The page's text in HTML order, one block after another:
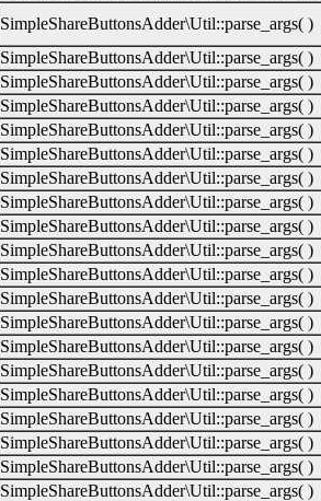
SimpleShareButtonsAdder\Util::parse_args( )
SimpleShareButtonsAdder\Util::parse_args( )
SimpleShareButtonsAdder\Util::parse_args( )
SimpleShareButtonsAdder\Util::parse_args( )
SimpleShareButtonsAdder\Util::parse_args( )
SimpleShareButtonsAdder\Util::parse_args( )
SimpleShareButtonsAdder\Util::parse_args( )
SimpleShareButtonsAdder\Util::parse_args( )
SimpleShareButtonsAdder\Util::parse_args( )
SimpleShareButtonsAdder\Util::parse_args( )
SimpleShareButtonsAdder\Util::parse_args( )
SimpleShareButtonsAdder\Util::parse_args( )
SimpleShareButtonsAdder\Util::parse_args( )
SimpleShareButtonsAdder\Util::parse_args( )
SimpleShareButtonsAdder\Util::parse_args( )
SimpleShareButtonsAdder\Util::parse_args( )
SimpleShareButtonsAdder\Util::parse_args( )
SimpleShareButtonsAdder\Util::parse_args( )
SimpleShareButtonsAdder\Util::parse_args( )
SimpleShareButtonsAdder\Util::parse_args( )